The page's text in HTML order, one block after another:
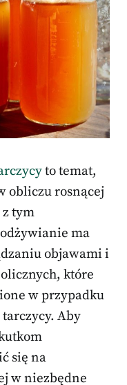
to temat,
obliczu rosnącej
z tym
ma
objawami i
które
w przypadku
Aby
się na
w niezbędne